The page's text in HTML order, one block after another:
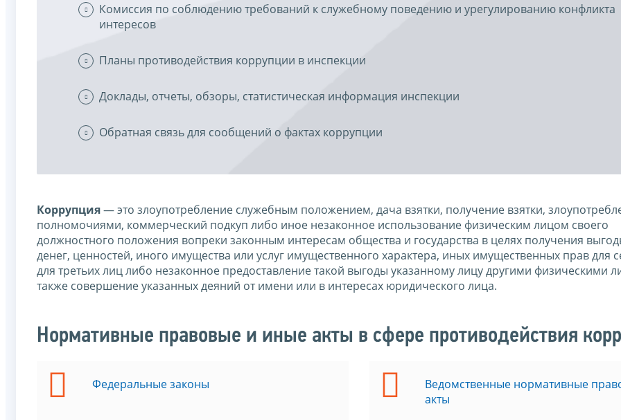
Комиссия по соблюдению требований к служебному поведению и урегулированию конфликта
интересов
Планы противодействия коррупции в инспекции
Доклады, отчеты, обзоры, статистическая информация инспекции
Обратная связь для сообщений о фактах коррупции
Коррупция— это злоупотребление служебным положением, дача взятки, получение взятки,
полномочиями, коммерческий подкуп либо иное незаконное использование физическим лицом своего
должностного положения вопреки законным интересам общества и государства в целях получения
денег, ценностей, иного имущества или услуг имущественного характера, иных имущественных прав для
для третьих лиц либо незаконное предоставление такой выгоды указанному лицу другими физическими
также совершение указанных деяний от имени или в интересах юридического лица.
Нормативные правовые и иные акты в сфере противодействия
Федеральные законы
Ведомственные нормативные
акты